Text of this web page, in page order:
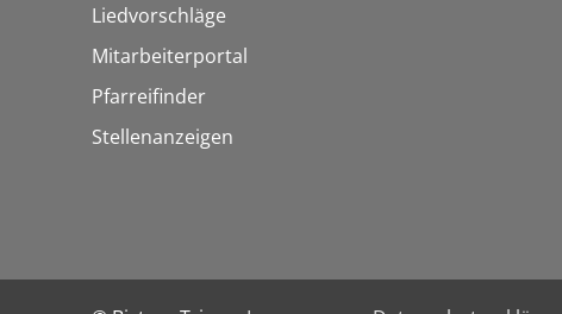
Liedvorschläge
Mitarbeiterportal
Pfarreifinder
Stellenanzeigen